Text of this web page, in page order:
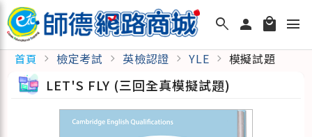
search person local_mall menu
首頁 chevron_right 檢定考試 chevron_right 英檢認證 chevron_right YLE chevron_right 模擬試題
LET'S FLY (三回全真模擬試題)